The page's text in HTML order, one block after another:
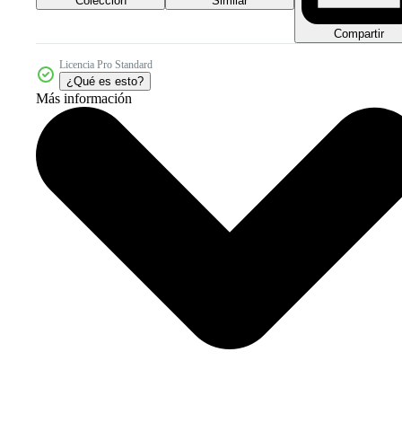
Compartir
Licencia Pro Standard
¿Qué es esto?
Más información